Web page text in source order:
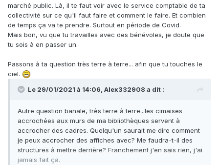
marché public. Là, il te faut voir avec le service comptable de ta
collectivité sur ce qu'il faut faire et comment le faire. Et combien
de temps ça va te prendre. Surtout en période de Covid.
Mais bon, vu que tu travailles avec des bénévoles, je doute que
tu sois à en passer un.
Passons à ta question très terre à terre... afin que tu touches le
ciel.
Le 29/01/2021 à 14:06, Alex332908 a dit :
Autre question banale, très terre à terre...les cimaises
accrochées aux murs de ma bibliothèques servent à
accrocher des cadres. Quelqu'un saurait me dire comment
je peux accrocher des affiches avec? Me faudra-t-il des
structures à mettre derrière? Franchement j'en sais rien, j'ai
jamais fait ça.